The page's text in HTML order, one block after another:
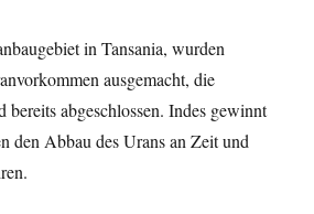
in Tansania, wurden
ausgemacht, die
bereits abgeschlossen. Indes gewinnt
den Abbau des Urans an Zeit und